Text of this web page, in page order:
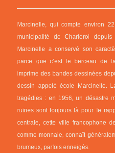
Marcinelle, qui compte environ
municipalité de Charleroi
Marcinelle a conservé son
parce que c’est le berceau de
imprime des bandes dessinées
dessin appelé école Marcinelle.
tragédies : en 1956, un désastre
ruines sont toujours là pour le
centrale, cette ville francophone
comme monnaie, connaît
brumeux, parfois enneigés.